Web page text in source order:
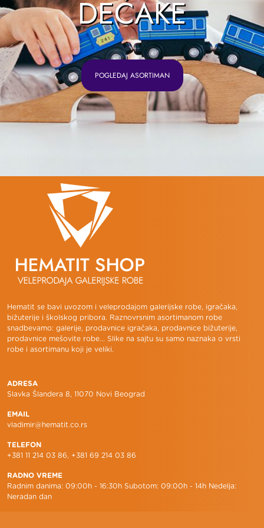
DEČAKE
POGLEDAJ ASORTIMAN
Hematit se bavi uvozom i veleprodajom galerijske robe, igračaka,
bižuterije i školskog pribora. Raznovrsnim asortimanom robe
snadbevamo: galerije, prodavnice igračaka, prodavnice bižuterije,
prodavnice mešovite robe... Slike na sajtu su samo naznaka o vrsti
robe i asortimanu koji je veliki.
ADRESA
Slavka Šlandera 8, 11070 Novi Beograd
EMAIL
vladimir@hematit.co.rs
TELEFON
+381 11 214 03 86, +381 69 214 03 86
RADNO VREME
Radnim danima: 09:00h - 16:30h Subotom: 09:00h - 14h Nedelja:
Neradan dan